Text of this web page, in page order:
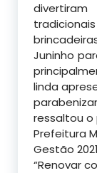
Juninho
linda
ressaltou o
Prefeitura
Gestão
“Renovar